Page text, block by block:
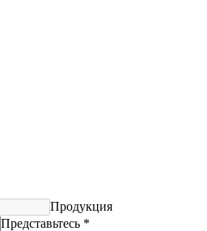
Продукция
Представьтесь *